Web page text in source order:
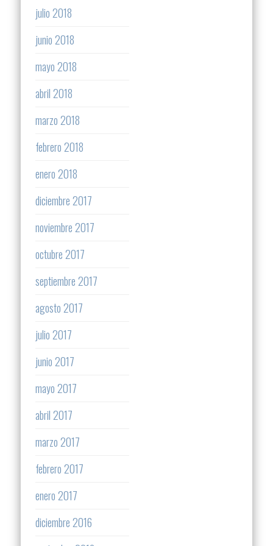
julio 2018
junio 2018
mayo 2018
abril 2018
marzo 2018
febrero 2018
enero 2018
diciembre 2017
noviembre 2017
octubre 2017
septiembre 2017
agosto 2017
julio 2017
junio 2017
mayo 2017
abril 2017
marzo 2017
febrero 2017
enero 2017
diciembre 2016